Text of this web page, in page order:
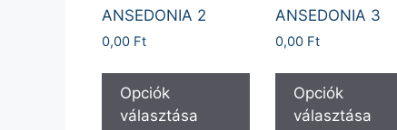
ANSEDONIA 2
0,00 Ft
Opciók
választása
ANSEDONIA 3
0,00 Ft
Opciók
választása